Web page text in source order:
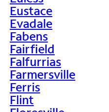
Eustace
Evadale
Fabens
Fairfield
Falfurrias
Farmersville
Ferris
Flint